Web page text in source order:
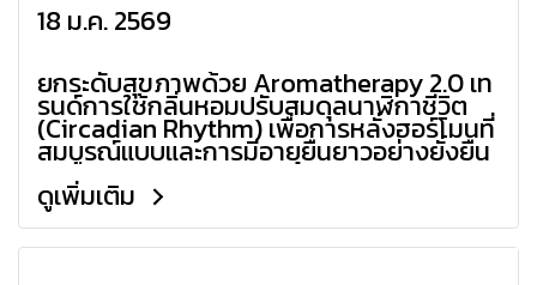
18 ม.ค. 2569
ยกระดับสุขภาพด้วย Aromatherapy 2.0 เท
รนด์การใช้กลิ่นหอมปรับสมดุลนาฬิกาชีวิต
(Circadian Rhythm) เพื่อการหลั่งฮอร์โมนที่
สมบูรณ์แบบและการมีอายุยืนยาวอย่างยั่งยืน
ดูเพิ่มเติม